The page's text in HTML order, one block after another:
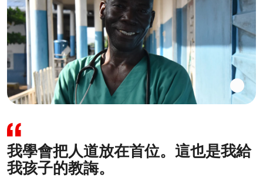
我學會把人道放在首位。這也是我給
我孩子的教誨。